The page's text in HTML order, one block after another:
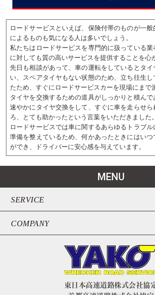
ロードサービスといえば、保険付帯のものが一
によるものも気になる人は多いでしょう。
私たちはロードサービスを専門的に扱っている業
に対しても質の高いサービスを提供することを心
先日も相談があって、車の運転をしているとタイ
い、スペアタイヤもない状態のため、立ち往生し
たため、すぐにロードサービスカーを現場にまで
タイヤを交換するための道具がしっかりと積ん
速やかにタイヤ交換をして、すぐに車を走らせら
ろ、とても助かったという言葉をいただきました。
ロードサービスでは車に関するあらゆるトラブ
準備を整えているため、何かあったときにはいつ
ができ、ドライバーに安心感を与えています。
MENU
SERVICE
COMPANY
東日本高速道路株式会社協